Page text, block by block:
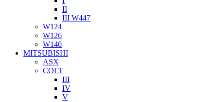
II
III W447
W124
W126
W140
MITSUBISHI
ASX
COLT
III
IV
V